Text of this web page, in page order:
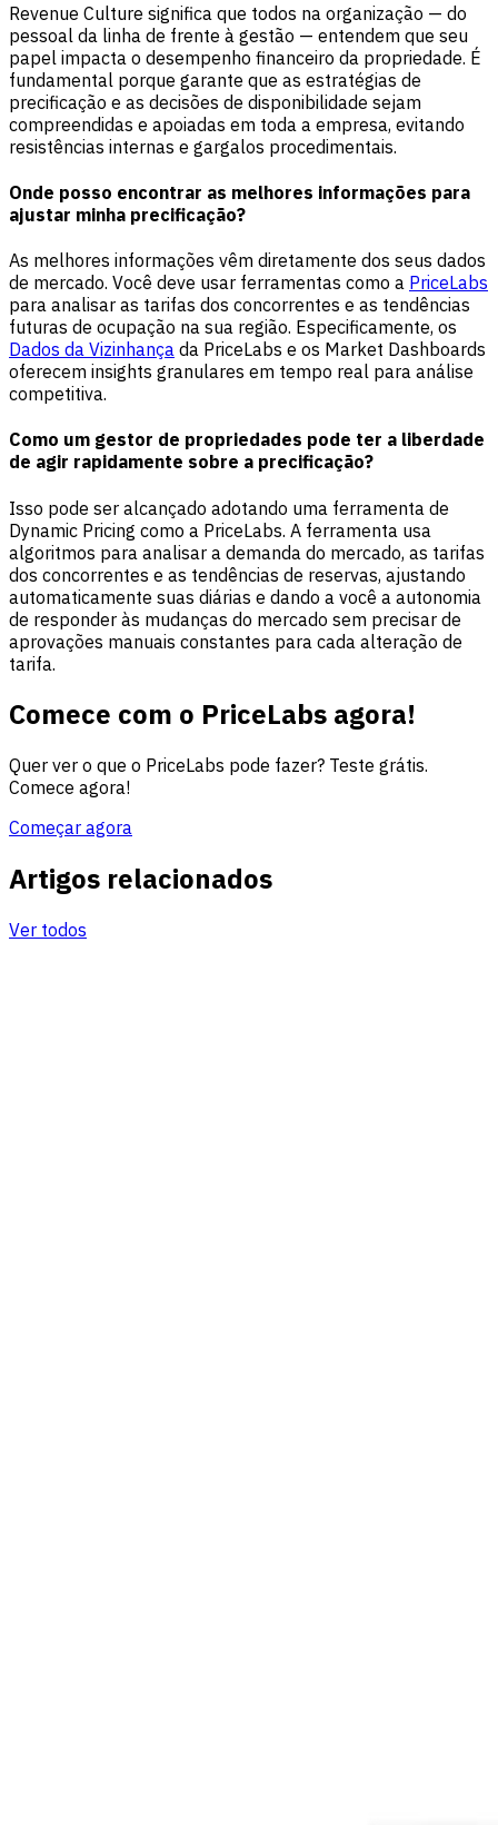
Revenue Culture significa que todos na organização — do
pessoal da linha de frente à gestão — entendem que seu
papel impacta o desempenho financeiro da propriedade. É
fundamental porque garante que as estratégias de
precificação e as decisões de disponibilidade sejam
compreendidas e apoiadas em toda a empresa, evitando
resistências internas e gargalos procedimentais.
Onde posso encontrar as melhores informações para
ajustar minha precificação?
As melhores informações vêm diretamente dos seus dados
de mercado. Você deve usar ferramentas como a PriceLabs
para analisar as tarifas dos concorrentes e as tendências
futuras de ocupação na sua região. Especificamente, os
Dados da Vizinhança da PriceLabs e os Market Dashboards
oferecem insights granulares em tempo real para análise
competitiva.
Como um gestor de propriedades pode ter a liberdade
de agir rapidamente sobre a precificação?
Isso pode ser alcançado adotando uma ferramenta de
Dynamic Pricing como a PriceLabs. A ferramenta usa
algoritmos para analisar a demanda do mercado, as tarifas
dos concorrentes e as tendências de reservas, ajustando
automaticamente suas diárias e dando a você a autonomia
de responder às mudanças do mercado sem precisar de
aprovações manuais constantes para cada alteração de
tarifa.
Comece com o PriceLabs agora!
Quer ver o que o PriceLabs pode fazer? Teste grátis.
Comece agora!
Começar agora
Artigos relacionados
Ver todos